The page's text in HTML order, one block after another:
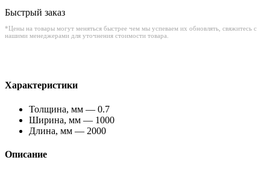
Быстрый заказ
*Цены на товары могут меняться быстрее чем мы успеваем их обновлять, свяжитесь с
нашими менеджерами для уточнения стоимости товара.
Характеристики
Толщина, мм — 0.7
Ширина, мм — 1000
Длина, мм — 2000
Описание